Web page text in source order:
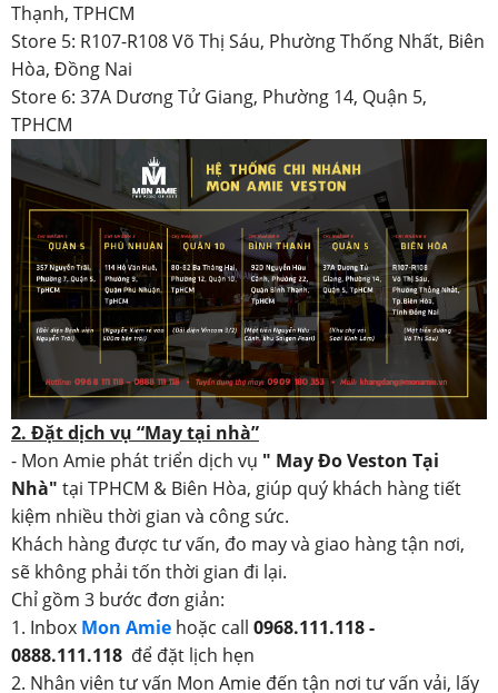
Thạnh, TPHCM
Store 5: R107-R108 Võ Thị Sáu, Phường Thống Nhất, Biên
Hòa, Đồng Nai
Store 6: 37A Dương Tử Giang, Phường 14, Quận 5,
TPHCM
2. Đặt dịch vụ “May tại nhà”
- Mon Amie phát triển dịch vụ " May Đo Veston Tại
Nhà" tại TPHCM & Biên Hòa, giúp quý khách hàng tiết
kiệm nhiều thời gian và công sức.
Khách hàng được tư vấn, đo may và giao hàng tận nơi,
sẽ không phải tốn thời gian đi lại.
Chỉ gồm 3 bước đơn giản:
1. Inbox Mon Amie hoặc call 0968.111.118 -
0888.111.118 để đặt lịch hẹn
2. Nhân viên tư vấn Mon Amie đến tận nơi tư vấn vải, lấy